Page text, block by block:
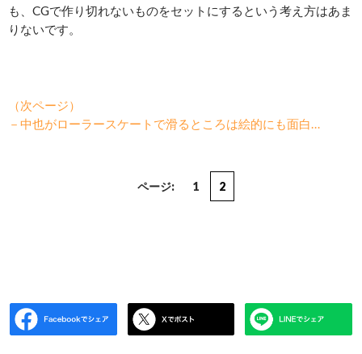
も、CGで作り切れないものをセットにするという考え方はあま
りないです。
（次ページ）
－中也がローラースケートで滑るところは絵的にも面白…
ページ: 1 2